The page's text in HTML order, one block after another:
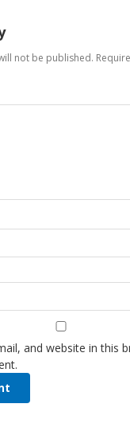
not be published.
and website in this